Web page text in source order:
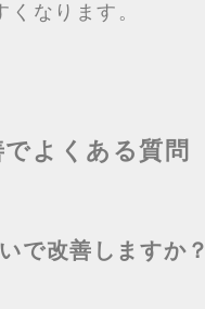
くなります。
でよくある質問
で改善しますか？